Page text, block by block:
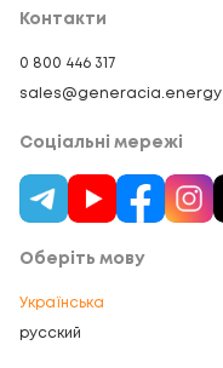
Контакти
0 800 446 317
sales@generacia.energy
Соціальні мережі
Оберіть мову
Українська
русский